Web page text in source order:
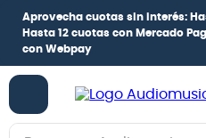
Aprovecha cuotas sin interés:
Hasta 12 cuotas con Mercado
con Webpay
Buscar en Audiomusica.com